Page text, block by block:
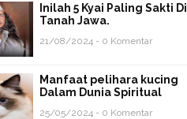
Inilah 5 Kyai Paling Sakti Di
Tanah Jawa.
21/08/2024 - 0 Komentar
Manfaat pelihara kucing
Dalam Dunia Spiritual
25/05/2024 - 0 Komentar